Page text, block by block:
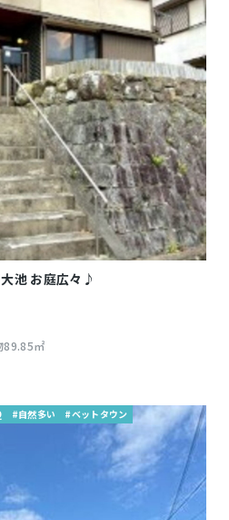
大池 お庭広々♪
89.85㎡
#自然多い #ベットタウン